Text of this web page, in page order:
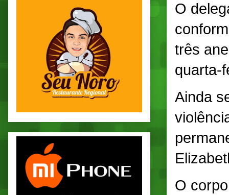
O
três
quarta-
Ainda
O